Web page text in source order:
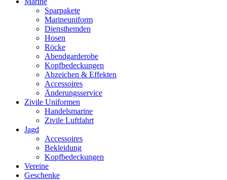
Sparpakete
Marineuniform
Diensthemden
Hosen
Röcke
Abendgarderobe
Kopfbedeckungen
Abzeichen & Effekten
Accessoires
Änderungsservice
Zivile Uniformen
Handelsmarine
Zivile Luftfahrt
Jagd
Accessoires
Bekleidung
Kopfbedeckungen
Vereine
Geschenke